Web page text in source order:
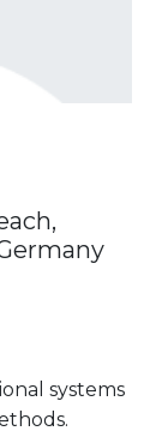
systems